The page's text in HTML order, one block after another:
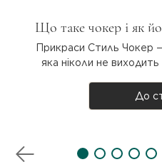
Що таке чокер і як
для
Прикраси Стиль Чокер — це одна з тих прикрас,
яка ніколи не
таке чокер насправді,
носити? Розбираємося разом! Що
До